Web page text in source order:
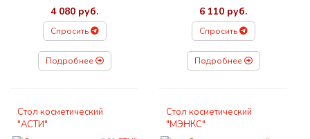
4 080 руб.
Спросить
Подробнее
6 110 руб.
Спросить
Подробнее
Стол косметический
"АСТИ"
Стол косметический
"МЭНКС"